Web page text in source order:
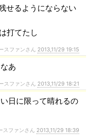
せるようにならない
打てたし
スファンさん 2013,11/29 19:15
あ
スファンさん 2013,11/29 18:21
日に限って晴れるの
ファンさん 2013,11/29 18:39